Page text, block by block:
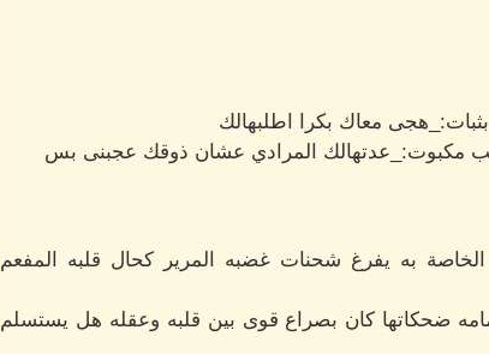
معاك بكرا اطلبهالك
مكبوت:_عدتهالك المرادي عشان ذوقك عجبنى بس
به يفرغ شحنات غضبه المرير كحال قلبه المفعم
ضحكاتها كان بصراع قوى بين قلبه وعقله هل يستسلم